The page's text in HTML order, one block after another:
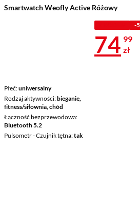
Smartwatch Weofly Active Różowy
Płeć uniwersalny
Rodzaj aktywności bieganie,
fitness/siłownia, chód
Łączność bezprzewodowa
Bluetooth 5.2
Pulsometr - Czujnik tętna tak
-
74 99
zł